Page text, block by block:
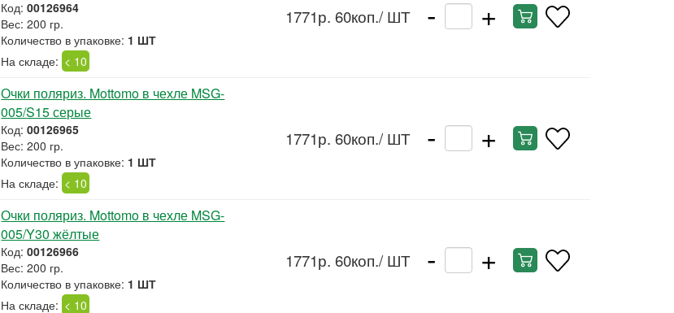
Код:00126964
Вес: 200 гр.
Количество в упаковке: 1 ШТ
На складе: < 10
1771р. 60коп./ ШТ - +
Очки поляриз. Mottomo в чехле MSG-
005/S15 серые
Код:00126965
Вес: 200 гр.
Количество в упаковке: 1 ШТ
На складе: < 10
1771р. 60коп./ ШТ - +
Очки поляриз. Mottomo в чехле MSG-
005/Y30 жёлтые
Код:00126966
Вес: 200 гр.
Количество в упаковке: 1 ШТ
На складе: < 10
1771р. 60коп./ ШТ - +